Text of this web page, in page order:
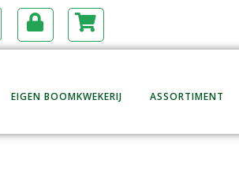
EIGEN BOOMKWEKERIJ ASSORTIMENT